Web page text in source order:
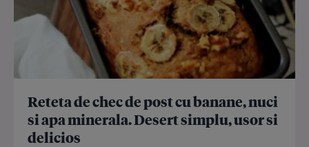
Reteta de chec de post cu banane, nuci
si apa minerala. Desert simplu, usor si
delicios